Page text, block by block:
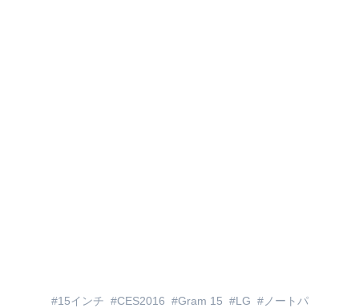
15インチ CES2016 Gram 15 LG
ノートパ